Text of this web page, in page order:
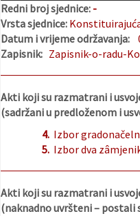
Redni broj sjednice: -
Vrsta sjednice:
Datum i vrijeme održavanja:
Zapisnik: Zapisnik-o-radu-
Akti koji su razmatrani i
(sadržani u predloženom i
4. Izbor
5. Izbor dva
Akti koji su razmatrani i
(naknadno uvršteni – postali